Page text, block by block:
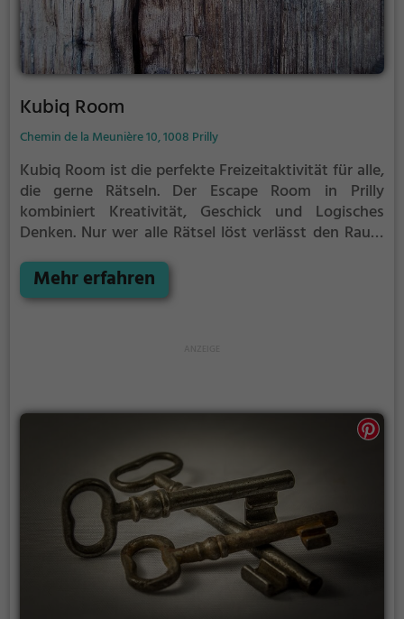
Kubiq Room
Chemin de la Meunière 10, 1008 Prilly
Kubiq Room ist die perfekte Freizeitaktivität für alle,
die gerne Rätseln. Der Escape Room in Prilly
kombiniert Kreativität, Geschick und Logisches
Denken. Nur wer alle Rätsel löst verlässt den Raum
gewinnen. Im Escape Room ist für Einzelkämpfer
kein Platz. Nur wer als Gruppe zusammenarbeitet
Mehr erfahren